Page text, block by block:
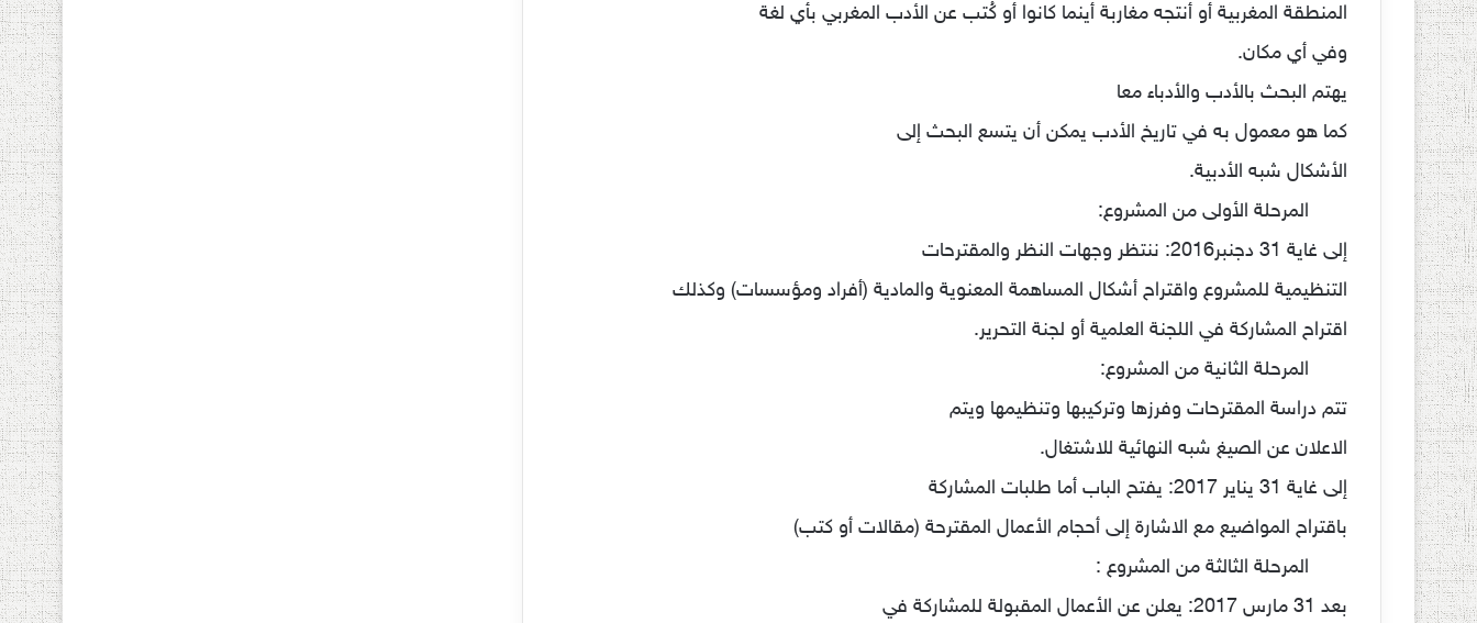
المنطقة المغربية أو أنتجه مغاربة أينما كانوا أو كُتب عن الأدب المغربي بأي لغة
وفي أي مكان.
يهتم البحث بالأدب والأدباء معا
كما هو معمول به في تاريخ الأدب يمكن أن يتسع البحث إلى
الأشكال شبه الأدبية.
المرحلة الأولى من المشروع:
إلى غاية 31 دجنبر2016: ننتظر وجهات النظر والمقترحات
التنظيمية للمشروع واقتراح أشكال المساهمة المعنوية والمادية (أفراد ومؤسسات) وكذلك
اقتراح المشاركة في اللجنة العلمية أو لجنة التحرير.
المرحلة الثانية من المشروع:
تتم دراسة المقترحات وفرزها وتركيبها وتنظيمها ويتم
الاعلان عن الصيغ شبه النهائية للاشتغال.
إلى غاية 31 يناير 2017: يفتح الباب أما طلبات المشاركة
باقتراح المواضيع مع الاشارة إلى أحجام الأعمال المقترحة (مقالات أو كتب)
المرحلة الثالثة من المشروع :
بعد 31 مارس 2017: يعلن عن الأعمال المقبولة للمشاركة في